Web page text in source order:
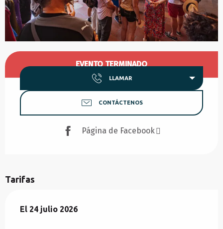
Horarios y datos de contacto
EVENTO TERMINADO
LLAMAR
CONTÁCTENOS
Página de Facebook
Tarifas
El 24 julio 2026
El 24 julio 2026